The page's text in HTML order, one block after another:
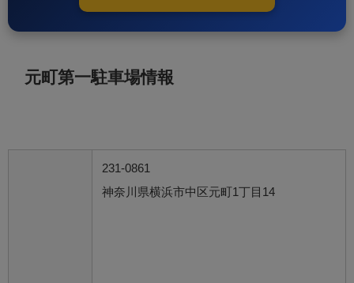
元町第一駐車場情報
231-0861
神奈川県横浜市中区元町1丁目14